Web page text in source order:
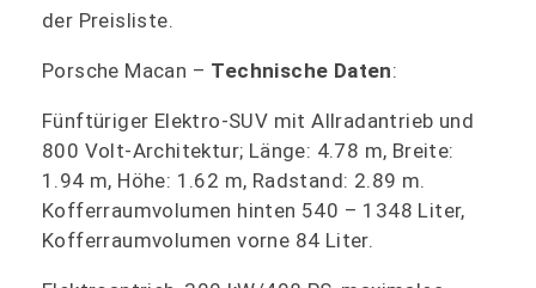
der Preisliste.
Porsche Macan – Technische Daten:
Fünftüriger Elektro-SUV mit Allradantrieb und
800 Volt-Architektur; Länge: 4.78 m, Breite:
1.94 m, Höhe: 1.62 m, Radstand: 2.89 m.
Kofferraumvolumen hinten 540 – 1348 Liter,
Kofferraumvolumen vorne 84 Liter.